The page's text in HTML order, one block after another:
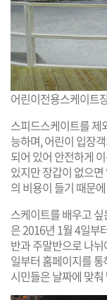
어린이전용스케이트
스피드스케이트를 제
능하며, 어린이 입장
되어 있어 안전하게
있지만 장갑이 없으
의 비용이 들기 때문
스케이트를 배우고
은 2016년 1월 4일부
반과 주말반으로 나
일부터 홈페이지를
시민들은 날짜에 맞